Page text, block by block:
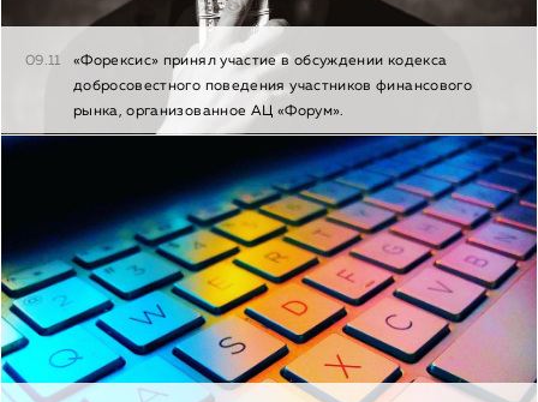
09.11
«Форексис» принял участие в обсуждении кодекса
добросовестного поведения участников финансового
рынка, организованное АЦ «Форум».